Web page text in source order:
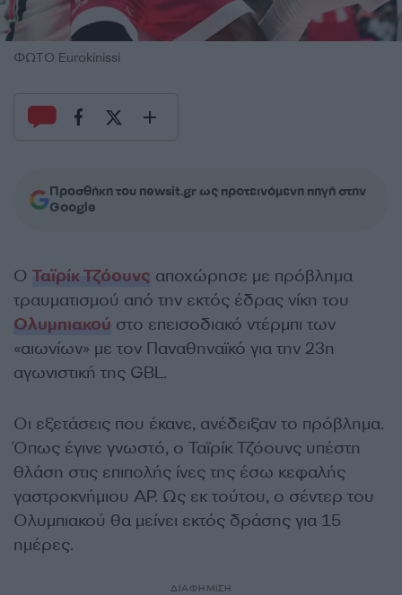
ΦΩΤΟ Eurokinissi
Προσθήκη του newsit.gr ως προτεινόμενη πηγή στην
Google
Ο Ταϊρίκ Τζόουνς αποχώρησε με πρόβλημα
τραυματισμού από την εκτός έδρας νίκη του
Ολυμπιακού στο επεισοδιακό ντέρμπι των
«αιωνίων» με τον Παναθηναϊκό για την 23η
αγωνιστική της GBL.
Οι εξετάσεις που έκανε, ανέδειξαν το πρόβλημα.
Όπως έγινε γνωστό, ο Ταϊρίκ Τζόουνς υπέστη
θλάση στις επιπολής ίνες της έσω κεφαλής
γαστροκνήμιου ΑΡ. Ως εκ τούτου, ο σέντερ του
Ολυμπιακού θα μείνει εκτός δράσης για 15
ημέρες.
ΔΙΑΦΗΜΙΣΗ